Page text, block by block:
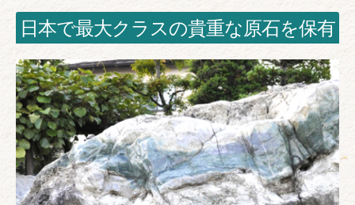
日本で最大クラスの貴重な原石を保有